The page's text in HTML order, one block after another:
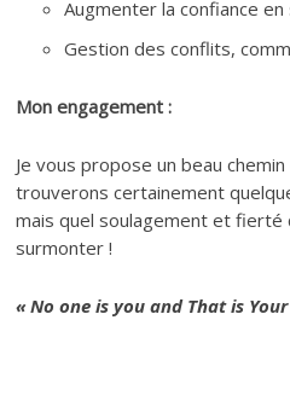
Augmenter la confiance en
Gestion des conflits,
Mon engagement :
Je vous propose un beau
trouverons certainement
mais quel soulagement et fierté
surmonter !
« No one is you and That is